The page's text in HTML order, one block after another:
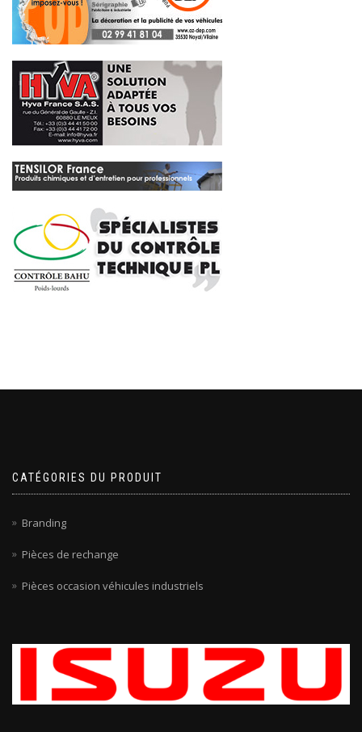
CATÉGORIES DU PRODUIT
Branding
Pièces de rechange
Pièces occasion véhicules industriels